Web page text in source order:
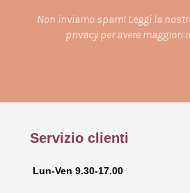
Non inviamo spam! Leggi la
privacy per avere maggiori
Servizio clienti
Lun-Ven 9.30-17.00